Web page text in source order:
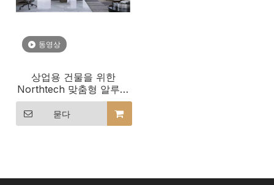
동영상
상업용 건물을 위한
Northtech 맞춤형 알루미
늄 클래드 목재 창문
묻다